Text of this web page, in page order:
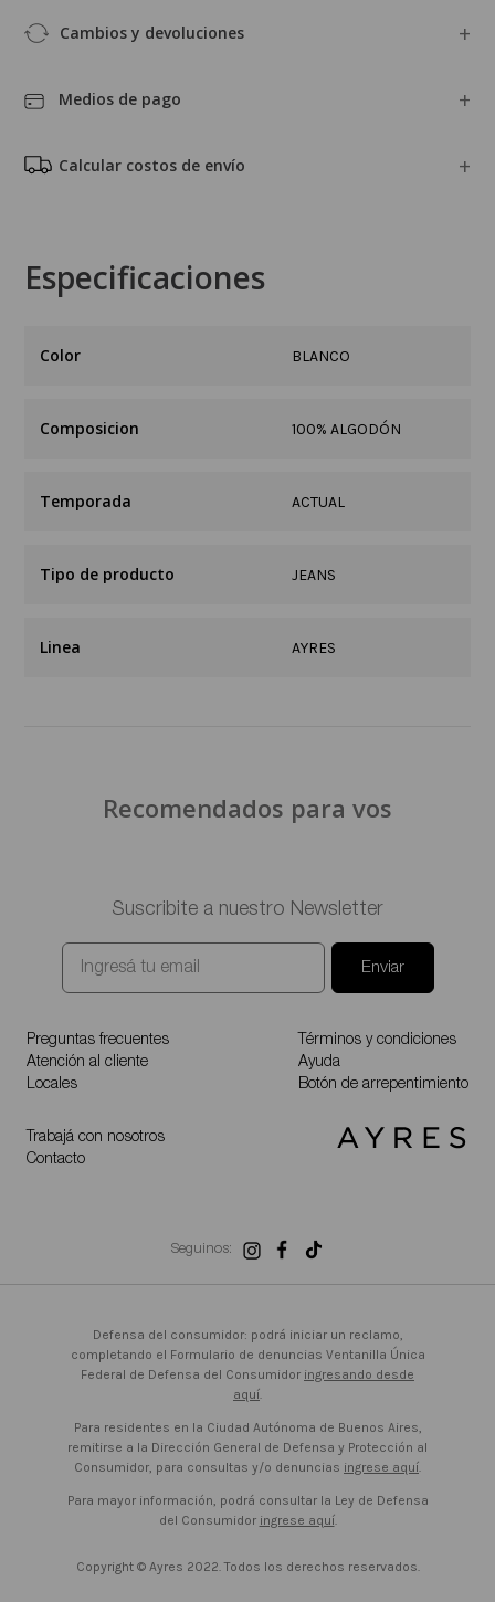
Cambios y devoluciones
Medios de pago
Calcular costos de envío
Especificaciones
BLANCO
Composicion 100% ALGODÓN
Temporada ACTUAL
Tipo de producto JEANS
Linea AYRES
Recomendados para vos
Suscribite a nuestro Newsletter
Enviar
Preguntas frecuentes
Atención al cliente
Locales
Trabajá con nosotros
Contacto
Términos y condiciones
Ayuda
Botón de arrepentimiento
Seguinos:
Defensa del consumidor: podrá iniciar un reclamo,
completando el Formulario de denuncias Ventanilla Única
Federal de Defensa del Consumidor ingresando desde
aquí.
Para residentes en la Ciudad Autónoma de Buenos Aires,
remitirse a la Dirección General de Defensa y Protección al
Consumidor, para consultas y/o denuncias ingrese aquí.
Para mayor información, podrá consultar la Ley de Defensa
del Consumidor ingrese aquí.
Copyright © Ayres 2022. Todos los derechos reservados.